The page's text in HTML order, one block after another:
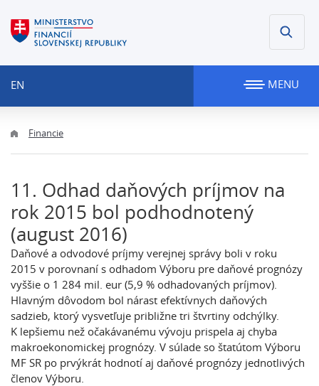
EN MENU
Financie
11. Odhad daňových príjmov na
rok 2015 bol podhodnotený
(august 2016)
Daňové a odvodové príjmy verejnej správy boli v roku
2015 v porovnaní s odhadom Výboru pre daňové prognózy
vyššie o 1 284 mil. eur (5,9 % odhadovaných príjmov).
Hlavným dôvodom bol nárast efektívnych daňových
sadzieb, ktorý vysvetľuje približne tri štvrtiny odchýlky.
K lepšiemu než očakávanému vývoju prispela aj chyba
makroekonomickej prognózy. V súlade so štatútom Výboru
MF SR po prvýkrát hodnotí aj daňové prognózy jednotlivých
členov Výboru.